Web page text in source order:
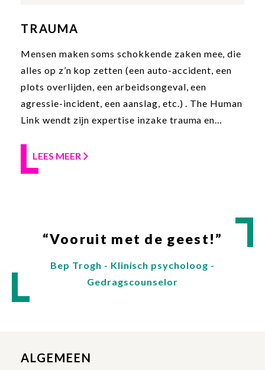
TRAUMA
Mensen maken soms schokkende zaken mee, die
alles op z’n kop zetten (een auto-accident, een
plots overlijden, een arbeidsongeval, een
agressie-incident, een aanslag, etc.) . The Human
Link wendt zijn expertise inzake trauma en
een gezond verwerkingsproces naar aanleiding
van een eenmalige schokkende gebeurtenis. Ook
(PTSS), kan u terecht bij The Human Link voor
LEES MEER
“Vooruit met de geest!”
Bep Trogh - Klinisch psycholoog -
Gedragscounselor
ALGEMEEN